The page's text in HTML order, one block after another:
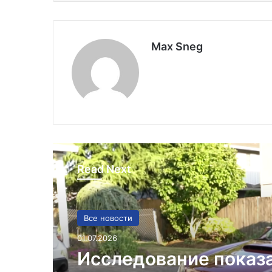
Max Sneg
Read Next
Все новости
01.07.2026
Исследование